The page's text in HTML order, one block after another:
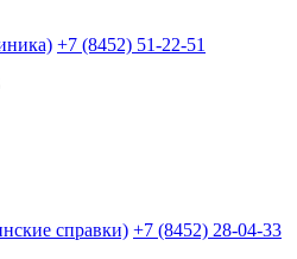
+7 (8452) 51-22-51
справки) +7 (8452) 28-04-33